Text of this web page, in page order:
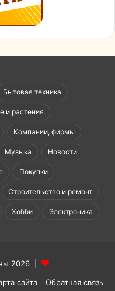
Бытовая техника
и растения
Компании, фирмы
Музыка Новости
Покупки
Строительство и ремонт
Хобби Электроника
2026 |
сайта Обратная связь